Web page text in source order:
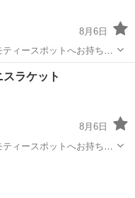
8月6日
ースポットへお持ち込
ャー用品、こども用品、
などが無料でまとめて持
ット
ラケット
8月6日
ースポットへお持ち込